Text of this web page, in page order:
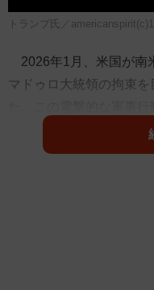
トランプ氏／
2026年1月、米国が南
マドゥロ大統領の拘束
とどまらず、第2次トラ
る圧倒的な主導権」の